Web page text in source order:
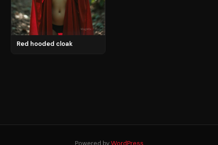
Red hooded cloak
Powered byWordPress